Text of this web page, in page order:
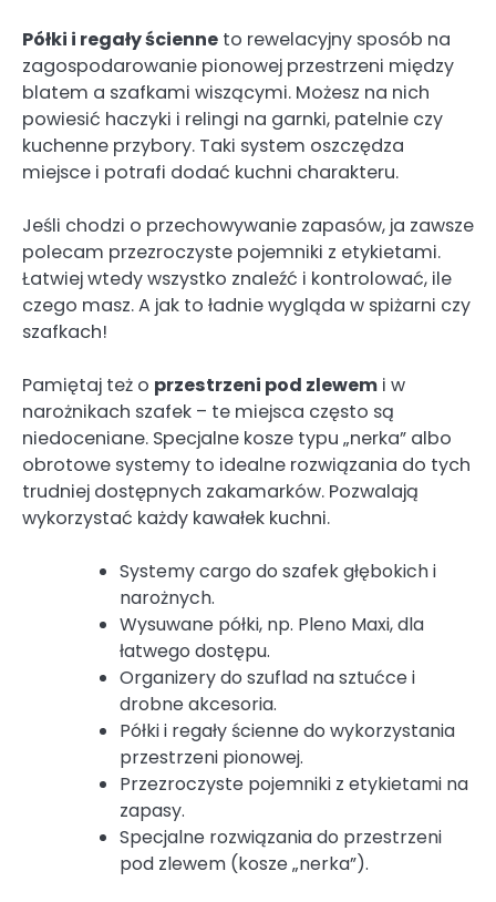
Półki i regały ścienne to rewelacyjny sposób na
zagospodarowanie pionowej przestrzeni między
blatem a szafkami wiszącymi. Możesz na nich
powiesić haczyki i relingi na garnki, patelnie czy
kuchenne przybory. Taki system oszczędza
miejsce i potrafi dodać kuchni charakteru.
Jeśli chodzi o przechowywanie zapasów, ja zawsze
polecam przezroczyste pojemniki z etykietami.
Łatwiej wtedy wszystko znaleźć i kontrolować, ile
czego masz. A jak to ładnie wygląda w spiżarni czy
szafkach!
Pamiętaj też o przestrzeni pod zlewem i w
narożnikach szafek – te miejsca często są
niedoceniane. Specjalne kosze typu „nerka” albo
obrotowe systemy to idealne rozwiązania do tych
trudniej dostępnych zakamarków. Pozwalają
wykorzystać każdy kawałek kuchni.
Systemy cargo do szafek głębokich i
narożnych.
Wysuwane półki, np. Pleno Maxi, dla
łatwego dostępu.
Organizery do szuflad na sztućce i
drobne akcesoria.
Półki i regały ścienne do wykorzystania
przestrzeni pionowej.
Przezroczyste pojemniki z etykietami na
zapasy.
Specjalne rozwiązania do przestrzeni
pod zlewem (kosze „nerka”).